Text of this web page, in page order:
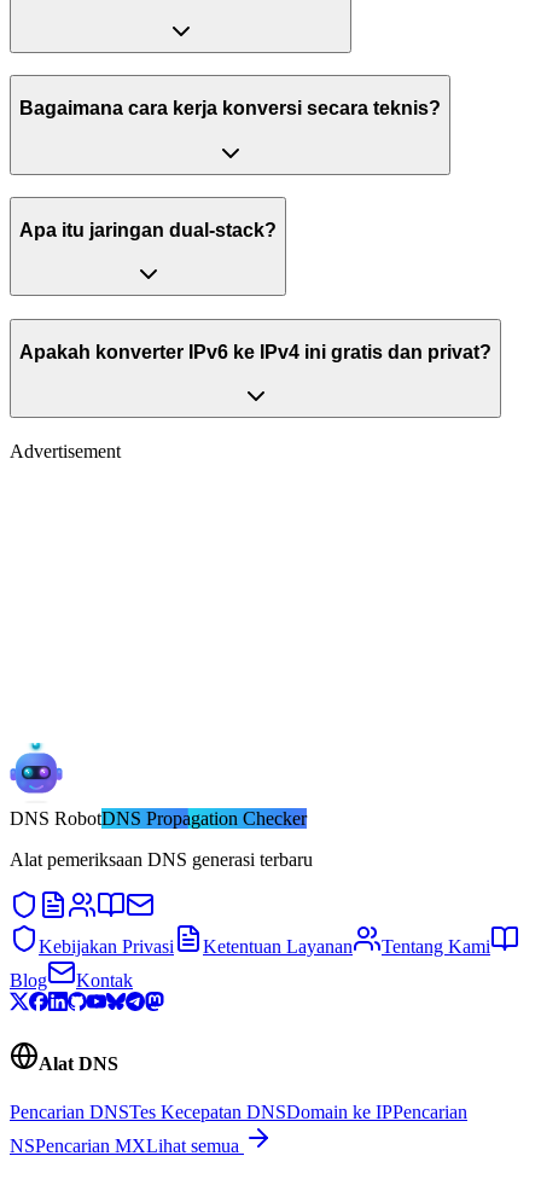
Bagaimana cara kerja konversi secara teknis?
Apa itu jaringan dual-stack?
Apakah konverter IPv6 ke IPv4 ini gratis dan privat?
Advertisement
DNS RobotDNS Propagation Checker
Alat pemeriksaan DNS generasi terbaru
Kebijakan Privasi Ketentuan Layanan
Tentang Kami
Blog
Kontak
Alat DNS
Pencarian DNSTes Kecepatan DNSDomain ke IPPencarian
NSPencarian MXLihat semua